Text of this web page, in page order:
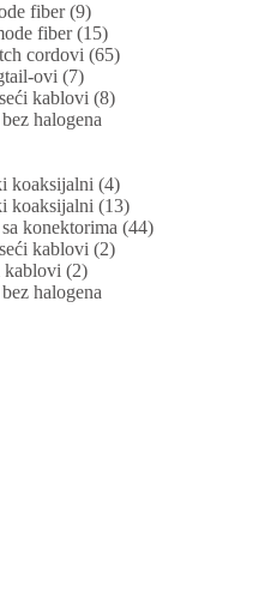
fiber (9)
fiber (15)
cordovi (65)
ovi (7)
kablovi (8)
halogena
koaksijalni (4)
koaksijalni (13)
konektorima (44)
kablovi (2)
(2)
halogena